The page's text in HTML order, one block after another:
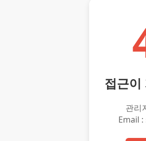
접근이
관리
Email